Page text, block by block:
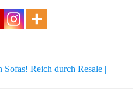
Reich durch Resale |